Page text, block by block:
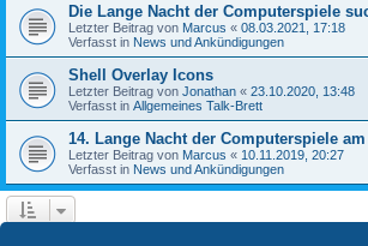
Die Lange Nacht der Computerspiele
Letzter Beitrag von Marcus « 08.03.2021, 17:18
Verfasst in News und Ankündigungen
Shell Overlay Icons
Letzter Beitrag von Jonathan « 23.10.2020, 13:48
Verfasst in Allgemeines Talk-Brett
14. Lange Nacht der Computerspiele am
Letzter Beitrag von Marcus « 10.11.2019, 20:27
Verfasst in News und Ankündigungen